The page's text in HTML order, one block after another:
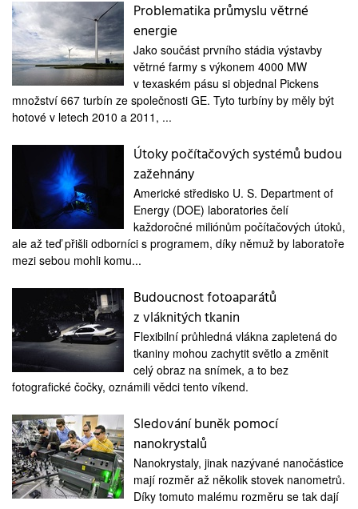
Problematika průmyslu větrné
energie
Jako součást prvního stádia výstavby
větrné farmy s výkonem 4000 MW
v texaském pásu si objednal Pickens
množství 667 turbín ze společnosti GE. Tyto turbíny by měly být
hotové v letech 2010 a 2011, ...
Útoky počítačových systémů budou
zažehnány
Americké středisko U. S. Department of
Energy (DOE) laboratories čelí
každoročné miliónům počítačových útoků,
ale až teď přišli odborníci s programem, díky němuž by laboratoře
mezi sebou mohli komu...
Budoucnost fotoaparátů
z vláknitých tkanin
Flexibilní průhledná vlákna zapletená do
tkaniny mohou zachytit světlo a změnit
celý obraz na snímek, a to bez
fotografické čočky, oznámili vědci tento víkend.
Sledování buněk pomocí
nanokrystalů
Nanokrystaly, jinak nazývané nanočástice
mají rozměr až několik stovek nanometrů.
Díky tomuto malému rozměru se tak dají